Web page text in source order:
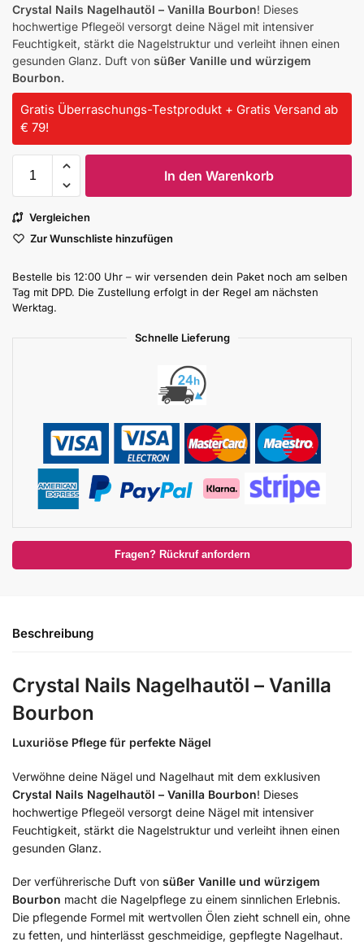
Crystal Nails Nagelhautöl – Vanilla Bourbon! Dieses
hochwertige Pflegeöl versorgt deine Nägel mit intensiver
Feuchtigkeit, stärkt die Nagelstruktur und verleiht ihnen einen
gesunden Glanz. Duft von süßer Vanille und würzigem
Bourbon.
Gratis Überraschungs-Testprodukt + Gratis Versand ab
€ 79!
In den Warenkorb
Vergleichen
Zur Wunschliste hinzufügen
Bestelle bis 12:00 Uhr – wir versenden dein Paket noch am selben
Tag mit DPD. Die Zustellung erfolgt in der Regel am nächsten
Werktag.
Schnelle Lieferung
Fragen? Rückruf anfordern
Beschreibung
Crystal Nails Nagelhautöl – Vanilla
Bourbon
Luxuriöse Pflege für perfekte Nägel
Verwöhne deine Nägel und Nagelhaut mit dem exklusiven
Crystal Nails Nagelhautöl – Vanilla Bourbon! Dieses
hochwertige Pflegeöl versorgt deine Nägel mit intensiver
Feuchtigkeit, stärkt die Nagelstruktur und verleiht ihnen einen
gesunden Glanz.
Der verführerische Duft von süßer Vanille und würzigem
Bourbon macht die Nagelpflege zu einem sinnlichen Erlebnis.
Die pflegende Formel mit wertvollen Ölen zieht schnell ein, ohne
zu fetten, und hinterlässt geschmeidige, gepflegte Nagelhaut.